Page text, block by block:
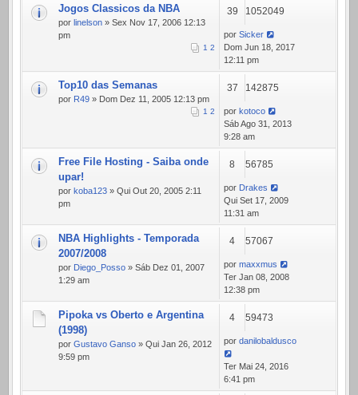
Jogos Classicos da NBA
por linelson » Sex Nov 17, 2006 12:13
pm
1 2
39 1052049
por Sicker
Dom Jun 18, 2017
12:11 pm
Top10 das Semanas
por R49 » Dom Dez 11, 2005 12:13 pm
1 2
37 142875
por kotoco
Sáb Ago 31, 2013
9:28 am
Free File Hosting - Saiba onde
upar!
por koba123 » Qui Out 20, 2005 2:11
pm
8 56785
por Drakes
Qui Set 17, 2009
11:31 am
NBA Highlights - Temporada
2007/2008
por Diego_Posso » Sáb Dez 01, 2007
1:29 am
4 57067
por maxxmus
Ter Jan 08, 2008
12:38 pm
Pipoka vs Oberto e Argentina
(1998)
por Gustavo Ganso » Qui Jan 26, 2012
9:59 pm
4 59473
por danilobaldusco
Ter Mai 24, 2016
6:41 pm